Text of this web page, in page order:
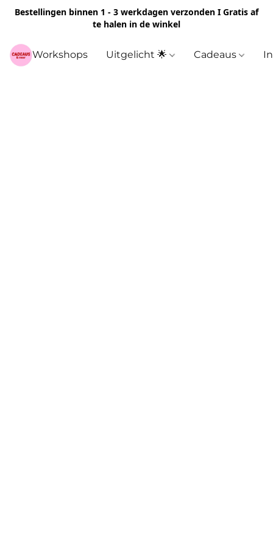
Bestellingen binnen 1 - 3 werkdagen verzonden I Gratis af
te halen in de winkel
Workshops Uitgelicht 🌟 Cadeaus